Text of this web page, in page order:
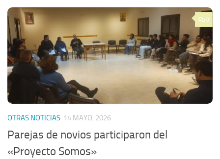
0
OTRAS NOTICIAS 14 MAYO, 2026
Parejas de novios participaron del
«Proyecto Somos»